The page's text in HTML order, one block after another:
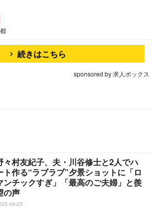
続きはこちら
sponsored by 求人ボックス
々村友紀子、夫・川谷修士と2人でハ
ト作る“ラブラブ”夕景ショットに「ロ
ンチックすぎ」「最高のご夫婦」と羨
の声
09-25